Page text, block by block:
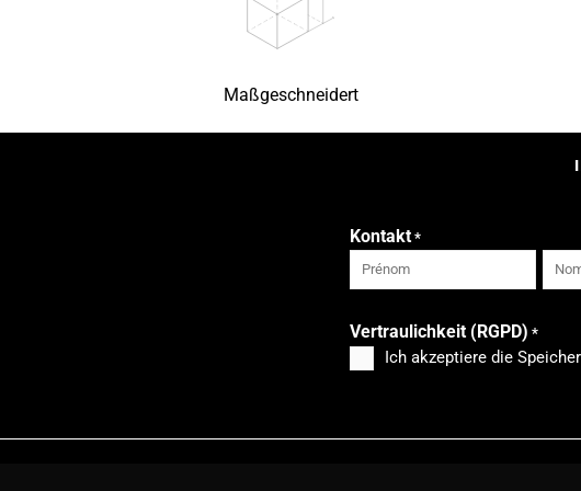
Maßgeschneidert
Kontakt *
Vorname
Vertraulichkeit (RGPD) *
Ich akzeptiere die